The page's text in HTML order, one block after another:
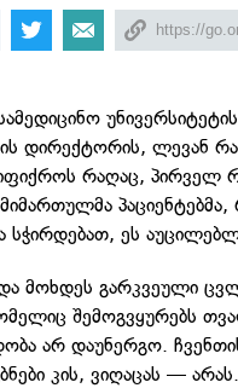
დირექტორის, ლევან
რაღაც, პირველ
სჭირდებათ, ეს
მოხდეს გარკვეული
შემოგვყურებს
არ დაუნერგო.
კის, ვიღაცას —